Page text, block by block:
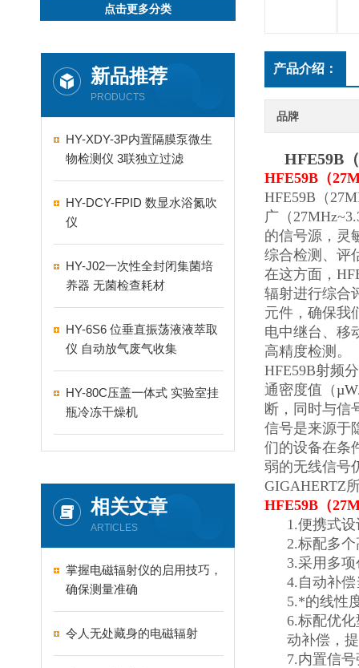
点击更多分类
新品推荐
PRODUCTS
HY-XDY-3P内置隔膜泵微生
物检测仪 3联独立过滤
HY-DCY-FPID 数显水浴氮吹
仪
HY-J02一次性全封闭集菌培
养器 无菌检查耗材
HY-6S6 位垂直振荡液液萃取
仪 自动放气废气收集
HY-80C压盖一体式 实验室挂
瓶冷冻干燥机
相关文章
ARTICLES
掌握电磁辐射仪的启用技巧，
确保测量准确
令人无处藏身的电磁辐射
产品介绍：
品牌
HFE59B
HFE59B （
HFE59B （
广（
的信号源，灵
综合检测、评
在这方面，
辐射进行综合
元件，确保我
电中继台、移
高精度检测。
HFE59B射频
通密度值（µ
断，同时与信
信号是来源于
们的设备在条
弱的无线信号
GIGAHERTZ
HFE59B （
1.便携式
2.标配多
3.采用多
4. 自动补
5.*的线性
6.标配优
动补偿，
7.内置信